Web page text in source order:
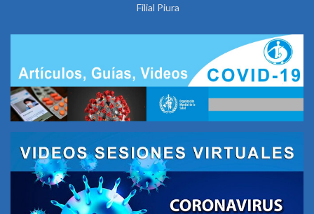
Filial Piura